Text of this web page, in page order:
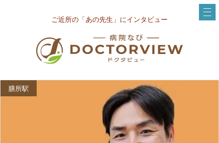
ご近所の「あの先生」にインタビュー
膳所駅